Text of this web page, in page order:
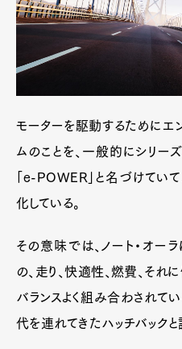
モーターを駆動するためにエ
ムのことを、一般的にシリー
「e-POWER」と名づけてい
化している。
その意味では、ノート・オー
の、走り、快適性、燃費、それ
バランスよく組み合わされて
代を連れてきたハッチバックと